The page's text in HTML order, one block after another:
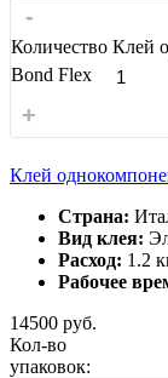
-
Количество Клей
Bond Flex
+
Клей
Страна:
Вид клея:
Расход: 1.2
Рабочее
14500 руб.
Кол-во
упаковок: